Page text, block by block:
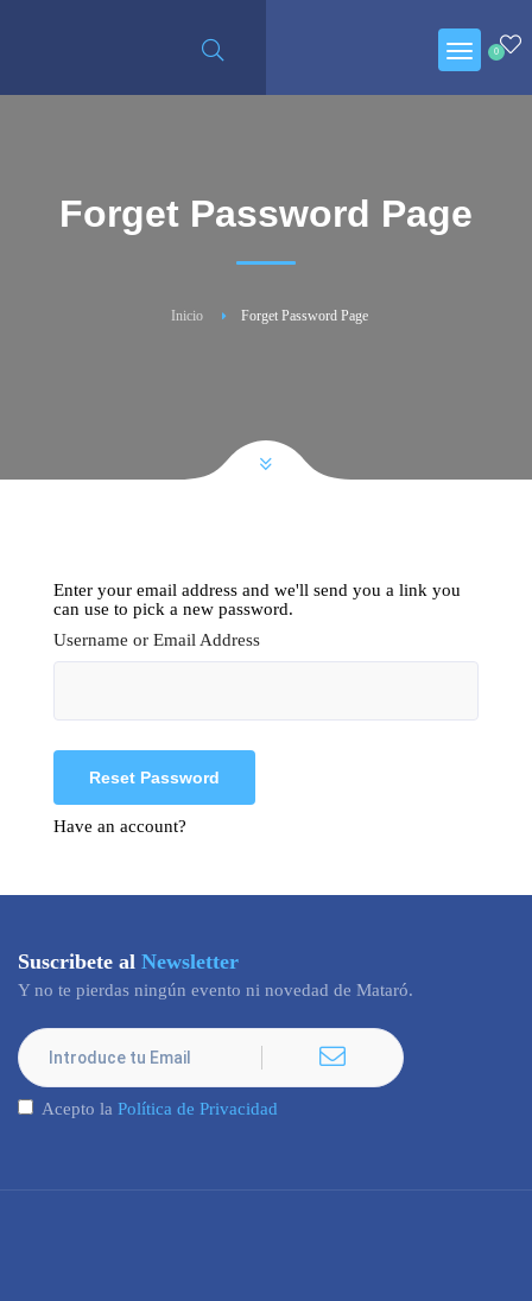
0
Forget Password Page
Inicio Forget Password Page
Enter your email address and we'll send you a link you
can use to pick a new password.
Username or Email Address
Have an account?
Suscribete al Newsletter
Y no te pierdas ningún evento ni novedad de Mataró.
Acepto la Política de Privacidad